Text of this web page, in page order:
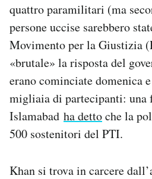
Newsletter
Notifiche mobile
Hai bisogno di aiuto?
Esci
quattro paramilitari (ma
persone uccise sarebbero
Movimento per la Giustizia
«brutale» la risposta del
erano cominciate domenica
migliaia di partecipanti: una
Islamabad ha dettoche la
500 sostenitori del PTI.
Khan si trova in carcere